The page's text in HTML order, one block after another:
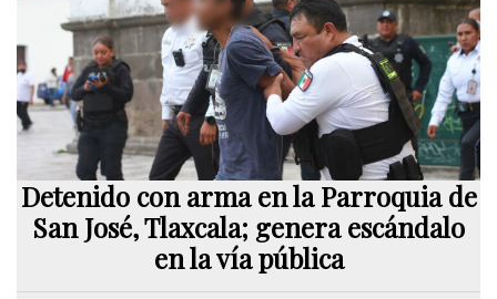
Detenido con arma en la Parroquia de
San José, Tlaxcala; genera escándalo
en la vía pública